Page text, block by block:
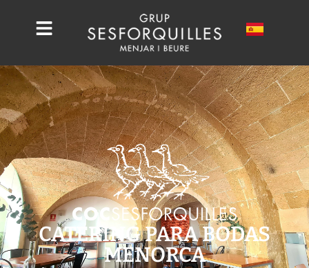
CATERING PARA BODAS
MENORCA